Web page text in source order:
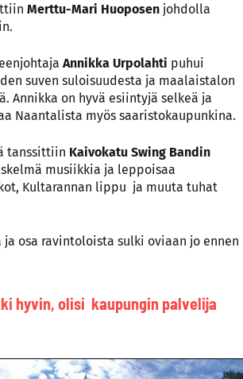
Merttu-Mari Huoposen johdolla
Annikka Urpolahti puhui
suven suloisuudesta ja maalaistalon
Annikka on hyvä esiintyjä selkeä ja
Naantalista myös saaristokaupunkina.
tanssittiin Kaivokatu Swing Bandin
musiikkia ja leppoisaa
Kultarannan lippu ja muuta tuhat
osa ravintoloista sulki oviaan jo ennen
hyvin, olisi kaupungin palvelija